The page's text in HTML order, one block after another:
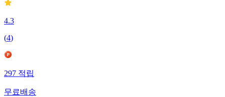
4.3
(4)
297 적립
무료배송